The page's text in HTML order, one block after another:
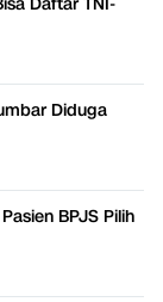
Diduga
BPJS Pilih